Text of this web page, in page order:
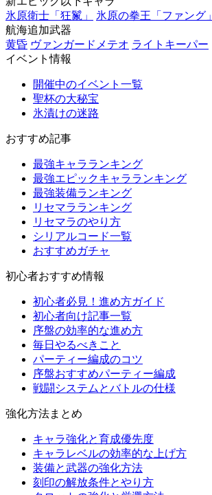
氷原衛士「狂鬣」
氷原の拳王「ファング」
航海追加武器
黄昏 ヴァンガードメテオ ライトキーパー
イベント情報
開催中のイベント一覧
聖杯の大秘宝
氷漬けの迷路
おすすめ記事
最強キャラランキング
最強エピックキャラランキング
最強装備ランキング
リセマラランキング
リセマラのやり方
シリアルコード一覧
おすすめガチャ
初心者おすすめ情報
初心者必見！進め方ガイド
初心者向け記事一覧
序盤の効率的な進め方
毎日やるべきこと
パーティー編成のコツ
序盤おすすめパーティー編成
戦闘システムとバトルの仕様
強化方法まとめ
キャラ強化と育成優先度
キャラレベルの効率的な上げ方
装備と武器の強化方法
刻印の解放条件とやり方